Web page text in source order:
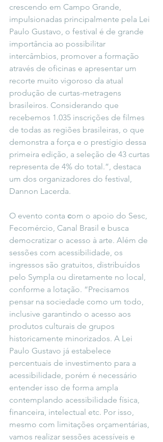
crescendo em Campo Grande,
impulsionadas principalmente pela Lei
Paulo Gustavo, o festival é de grande
importância ao possibilitar
intercâmbios, promover a formação
através de oficinas e apresentar um
recorte muito vigoroso da atual
produção de curtas-metragens
brasileiros. Considerando que
recebemos 1.035 inscrições de filmes
de todas as regiões brasileiras, o que
demonstra a força e o prestígio dessa
primeira edição, a seleção de 43 curtas
representa de 4% do total.”, destaca
um dos organizadores do festival,
Dannon Lacerda.
O evento conta com o apoio do Sesc,
Fecomércio, Canal Brasil e busca
democratizar o acesso à arte. Além de
sessões com acessibilidade, os
ingressos são gratuitos, distribuídos
pelo Sympla ou diretamente no local,
conforme a lotação. “Precisamos
pensar na sociedade como um todo,
inclusive garantindo o acesso aos
produtos culturais de grupos
historicamente minorizados. A Lei
Paulo Gustavo já estabelece
percentuais de investimento para a
acessibilidade, porém é necessário
entender isso de forma ampla
contemplando acessibilidade física,
financeira, intelectual etc. Por isso,
mesmo com limitações orçamentárias,
vamos realizar sessões acessíveis e